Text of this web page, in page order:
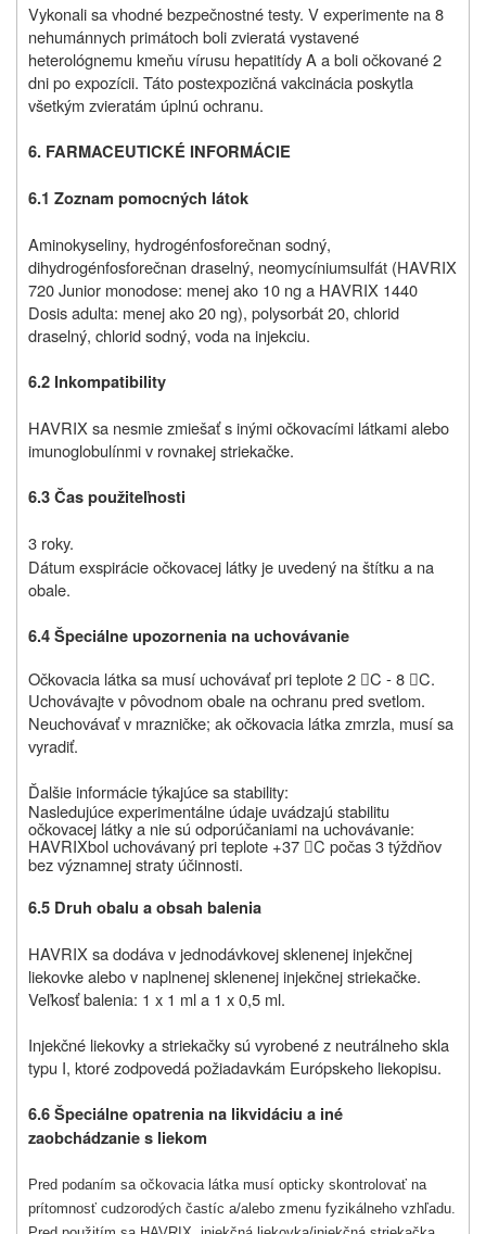
Vykonali sa vhodné bezpečnostné testy. V experimente na 8
nehumánnych primátoch boli zvieratá vystavené
heterológnemu kmeňu vírusu hepatitídy A a boli očkované 2
dni po expozícii. Táto postexpozičná vakcinácia poskytla
všetkým zvieratám úplnú ochranu.
6. FARMACEUTICKÉ INFORMÁCIE
6.1 Zoznam pomocných látok
Aminokyseliny, hydrogénfosforečnan sodný,
dihydrogénfosforečnan draselný, neomycíniumsulfát (HAVRIX
720 Junior monodose: menej ako 10 ng a HAVRIX 1440
Dosis adulta: menej ako 20 ng), polysorbát 20, chlorid
draselný, chlorid sodný, voda na injekciu.
6.2 Inkompatibility
HAVRIX sa nesmie zmiešať s inými očkovacími látkami alebo
imunoglobulínmi v rovnakej striekačke.
6.3 Čas použiteľnosti
3 roky.
Dátum exspirácie očkovacej látky je uvedený na štítku a na
obale.
6.4 Špeciálne upozornenia na uchovávanie
Očkovacia látka sa musí uchovávať pri teplote2 C ‑ 8 C.
Uchovávajte v pôvodnom obale na ochranu pred svetlom.
Neuchovávať v mrazničke; ak očkovacia látka zmrzla, musí sa
vyradiť.
Ďalšie informácie týkajúce sa stability:
Nasledujúce experimentálne údaje uvádzajú stabilitu
očkovacej látky a nie sú odporúčaniami na uchovávanie:
HAVRIXbol uchovávaný pri teplote +37 C počas 3týždňov
bez významnej straty účinnosti.
6.5 Druh obalu a obsah balenia
HAVRIX sa dodáva v jednodávkovej sklenenej injekčnej
liekovke alebo v naplnenej sklenenej injekčnej striekačke.
Veľkosť balenia: 1 x 1 ml a 1 x 0,5 ml.
Injekčné liekovky a striekačky sú vyrobené z neutrálneho skla
typu I, ktoré zodpovedá požiadavkám Európskeho liekopisu.
6.6 Špeciálne opatrenia na likvidáciu a iné
zaobchádzanie s liekom
Pred podaním sa očkovacia látka musí opticky skontrolovať na
prítomnosť cudzorodých častíc a/alebo zmenu fyzikálneho vzhľadu.